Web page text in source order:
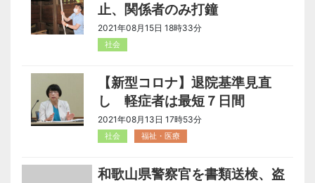
止、関係者のみ打鐘
2021年08月15日 18時33分
社会
【新型コロナ】退院基準見直
し 軽症者は最短７日間
2021年08月13日 17時53分
社会 福祉・医療
和歌山県警察官を書類送検、盗